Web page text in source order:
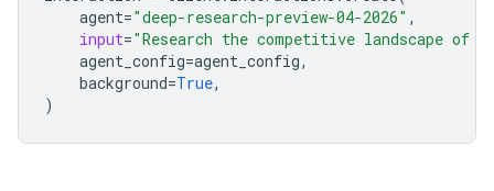
agent="deep-research-preview-04-2026" ,
input="Research the competitive landscape of
agent_config=agent_config,
background=True,
)